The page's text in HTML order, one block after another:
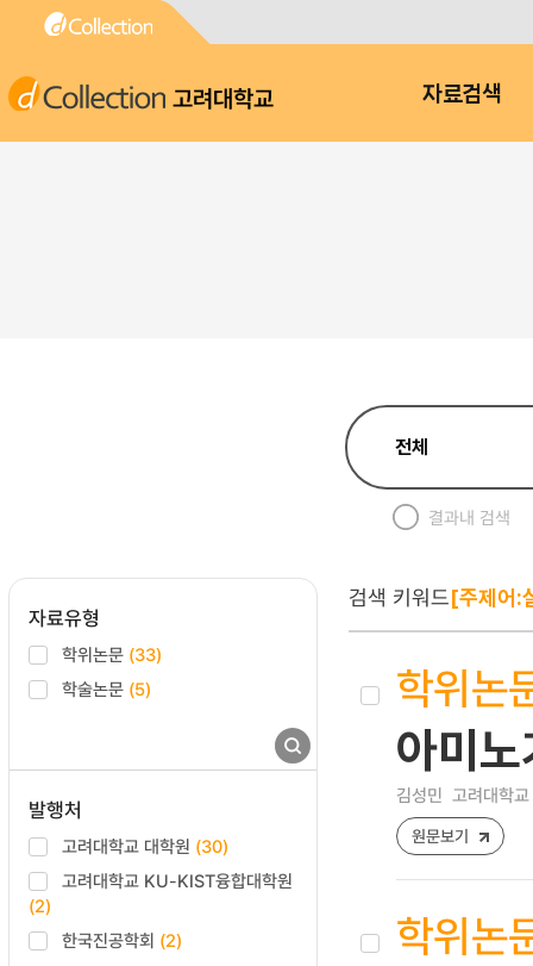
고려대학교 자료검색
결과내 검색
자료유형
학위논문 (33)
학술논문 (5)
발행처
고려대학교 대학원 (30)
고려대학교 KU-KIST융합대학원
(2)
한국진공학회 (2)
검색 키워드[주제어:
학위논
아미
김성민 고려대학
원문보기
학위논